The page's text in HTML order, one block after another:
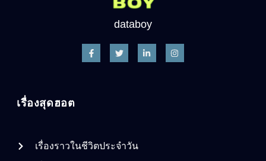
databoy
เรื่องสุดฮอต
เรื่องราวในชีวิตประจำวัน